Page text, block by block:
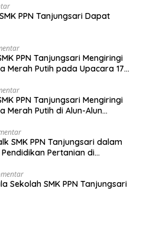
PPN Tanjungsari Mengiringi
Merah Putih pada Upacara 17
PPN Tanjungsari Mengiringi
Merah Putih di Alun-Alun
SMK PPN Tanjungsari dalam
Pertanian di
Sekolah SMK PPN Tanjungsari